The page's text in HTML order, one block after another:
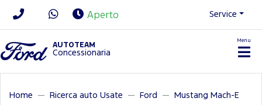
Aperto Service
AUTOTEAM
Concessionaria
Menu
Home Ricerca auto Usate Ford Mustang Mach-E